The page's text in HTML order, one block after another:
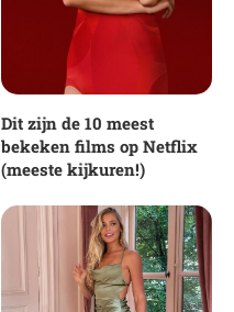
Dit zijn de 10 meest
bekeken films op Netflix
(meeste kijkuren!)